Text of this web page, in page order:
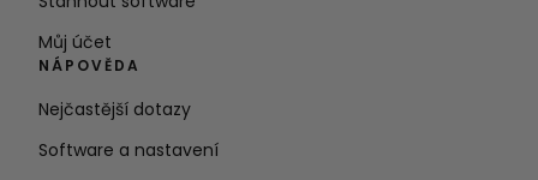
Můj účet
NÁPOVĚDA
Nejčastější dotazy
Software a nastavení